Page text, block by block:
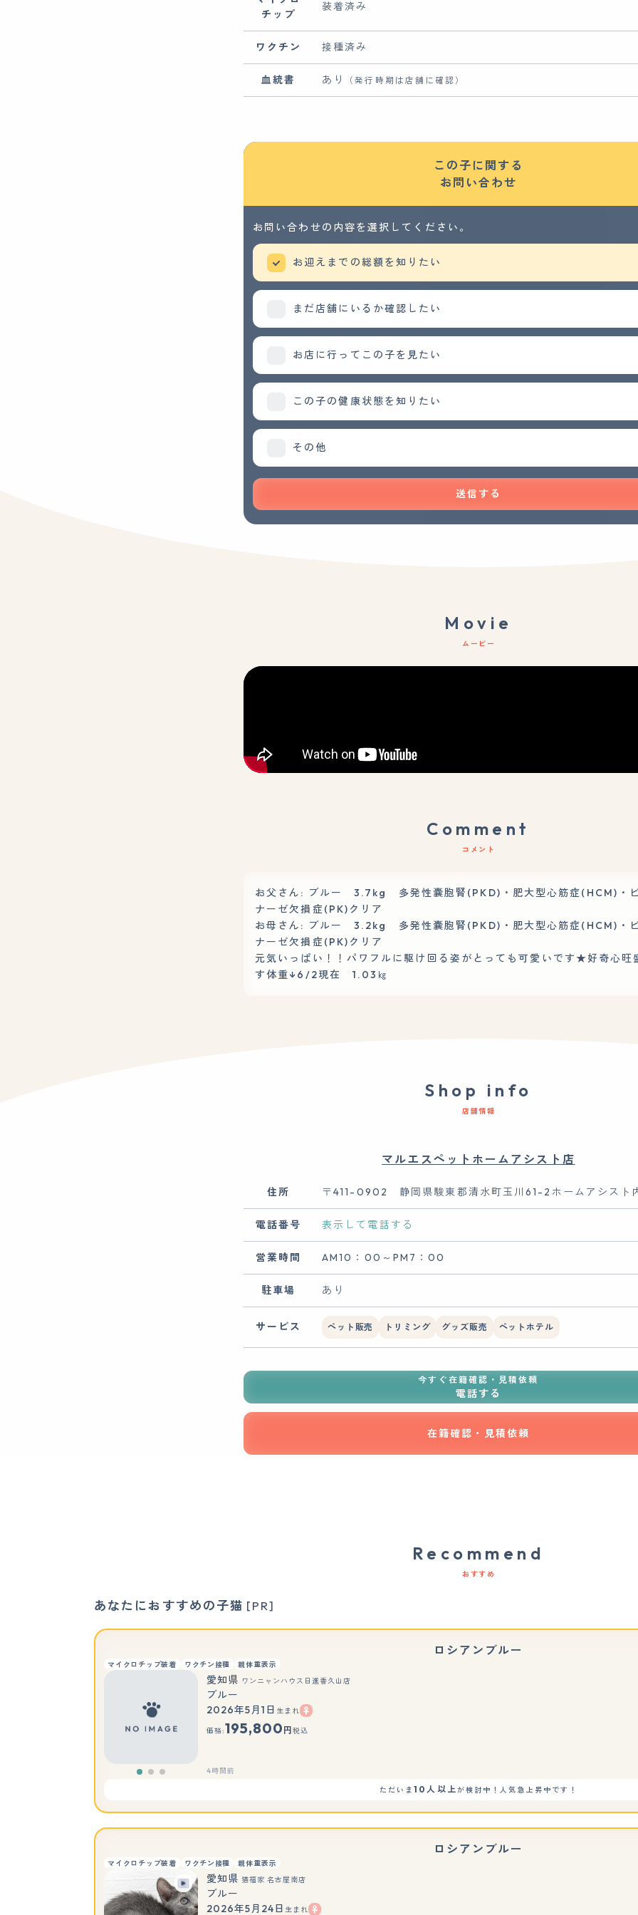
チップ
装着済み
ワクチン 接種済み
血統書 あり （発行時期は店舗に確認）
この子に関する
お問い合わせ
お問い合わせの内容を選択してください。
お迎えまでの総額を知りたい
まだ店舗にいるか確認したい
お店に行ってこの子を見たい
この子の健康状態を知りたい
その他
送信する
Movie
ムービー
Comment
コメント
お父さん: ブルー 3.7kg 多発性嚢胞腎(PKD)・肥大型心筋症(HCM)・
ナーゼ欠損症(PK)クリア
お母さん: ブルー 3.2kg 多発性嚢胞腎(PKD)・肥大型心筋症(HCM)・
ナーゼ欠損症(PK)クリア
元気いっぱい！！パワフルに駆け回る姿がとっても可愛いです★好奇心旺
す体重↓6/2現在 1.03㎏
Shop info
店舗情報
マルエスペットホームアシスト店
住所 〒411-0902 静岡県駿東郡清水町玉川61-2ホームアシスト
電話番号 表示して電話する
営業時間 AM10：00～PM7：00
駐車場 あり
サービス ペット販売 トリミング グッズ販売 ペットホテル
今すぐ在籍確認・見積依頼
電話する
在籍確認・見積依頼
Recommend
おすすめ
あなたにおすすめの子猫 [PR]
ロシアンブルー
マイクロチップ装着 ワクチン接種 親体重表示
もっと見る
愛知県 ワンニャンハウス日進香久山店
ブルー
2026年5月1日 生まれ
価格:195,800 円 税込
4時間前
ただいま10人以上が検討中！人気急上昇中です！
ロシアンブルー
マイクロチップ装着 ワクチン接種 親体重表示
愛知県 猫福家 名古屋南店
ブルー
2026年5月24日 生まれ